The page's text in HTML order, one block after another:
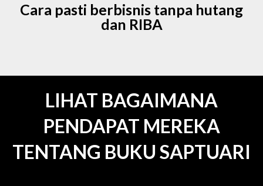
Cara pasti berbisnis tanpa hutang
dan RIBA
LIHAT BAGAIMANA
PENDAPAT MEREKA
TENTANG BUKU SAPTUARI